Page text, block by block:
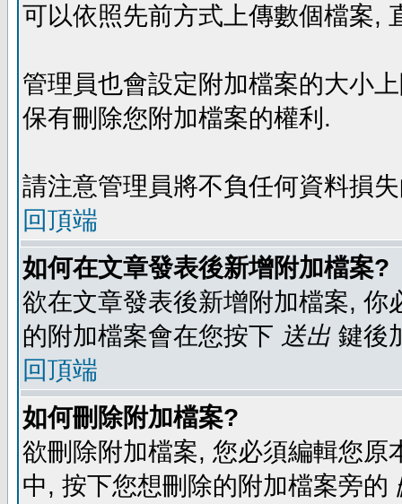
可以依照先前方式上傳數個檔案,
管理員也會設定附加檔案的大小
保有刪除您附加檔案的權利.
請注意管理員將不負任何資料損
回頂端
如何在文章發表後新增附加檔案?
欲在文章發表後新增附加檔案,
的附加檔案會在您按下 送出 鍵後
回頂端
如何刪除附加檔案?
欲刪除附加檔案, 您必須編輯您
中, 按下您想刪除的附加檔案旁的